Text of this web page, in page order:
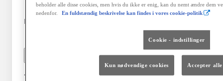
10-2022
110.000 km
Brændstof
Automatisk
gearkasse
Vis mere
198.888 kr.
beholder alle disse cookies, men hvis du ikke er enig, kan du nemt ændre dem
nedenfor.
En fuldstændig beskrivelse kan findes i vores cookie-politik
Cookie - indstillinger
Kun nødvendige cookies Accepter